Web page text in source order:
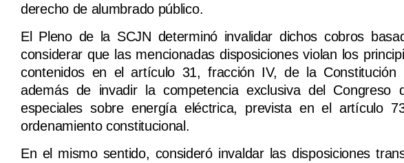
derecho de alumbrado público.
El Pleno de la SCJN determinó invalidar dichos cobros
considerar que las mencionadas disposiciones violan los
contenidos en el artículo 31, fracción IV, de la Constitución
además de invadir la competencia exclusiva del Congreso
especiales sobre energía eléctrica, prevista en el artículo
ordenamiento constitucional.
En el mismo sentido, consideró invaldar las disposiciones